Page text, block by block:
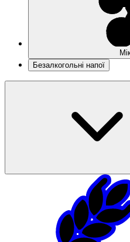
Безалкогольні напої